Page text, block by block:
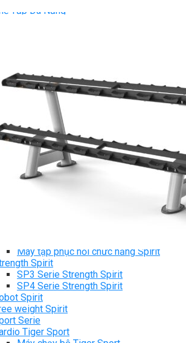
Tập Đa Năng
Tập Bụng
Tập Tạ
Cụ Tập Thể Lực
để tạ
Massage
Massage
cụ Massage
Spirit
Máy tập phục hồi chức năng Spirit
Spirit
SP3 Serie Strength Spirit
SP4 Serie Strength Spirit
Spirit
weight Spirit
Serie
Tiger Sport